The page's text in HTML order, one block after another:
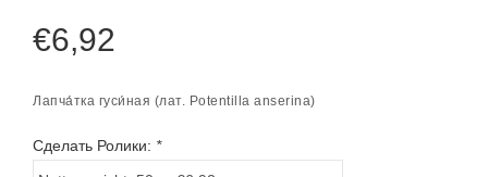
€6,92
Лапча́тка гуси́ная (лат. Potentilla anserina)
Сделать Ролики: *